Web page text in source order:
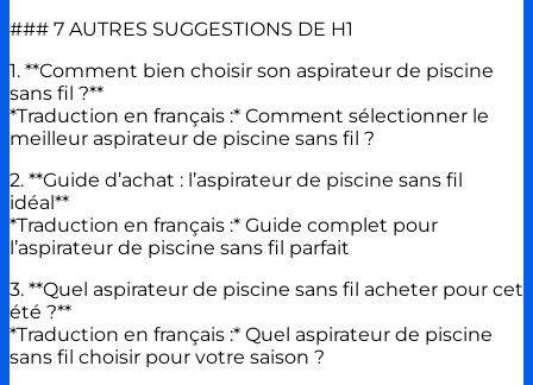
### 7 AUTRES SUGGESTIONS DE H1
1. **Comment bien choisir son aspirateur de piscine
sans fil ?**
*Traduction en français :* Comment sélectionner le
meilleur aspirateur de piscine sans fil ?
2. **Guide d’achat : l’aspirateur de piscine sans fil
idéal**
*Traduction en français :* Guide complet pour
l’aspirateur de piscine sans fil parfait
3. **Quel aspirateur de piscine sans fil acheter pour cet
été ?**
*Traduction en français :* Quel aspirateur de piscine
sans fil choisir pour votre saison ?